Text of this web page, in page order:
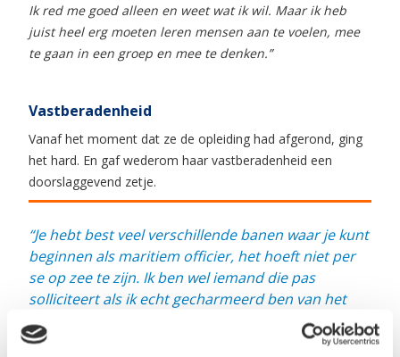
Ik red me goed alleen en weet wat ik wil. Maar ik heb
juist heel erg moeten leren mensen aan te voelen, mee
te gaan in een groep en mee te denken.”
Vastberadenheid
Vanaf het moment dat ze de opleiding had afgerond, ging
het hard. En gaf wederom haar vastberadenheid een
doorslaggevend zetje.
“Je hebt best veel verschillende banen waar je kunt
beginnen als maritiem officier, het hoeft niet per
se op zee te zijn. Ik ben wel iemand die pas
solliciteert als ik echt gecharmeerd ben van het
hele bedrijf en die functie dolgraag wil hebben.
Stena Line trok me, terwijl ik wist dat ze daar in